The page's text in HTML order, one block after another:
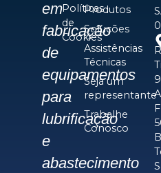
em
fabricação
de
equipamentos
para
lubrificação
e
abastecimento
Políticas
de
Cookies
Produtos
Soluções
Assistências
Técnicas
Seja um
representante
Trabalhe
Conosco